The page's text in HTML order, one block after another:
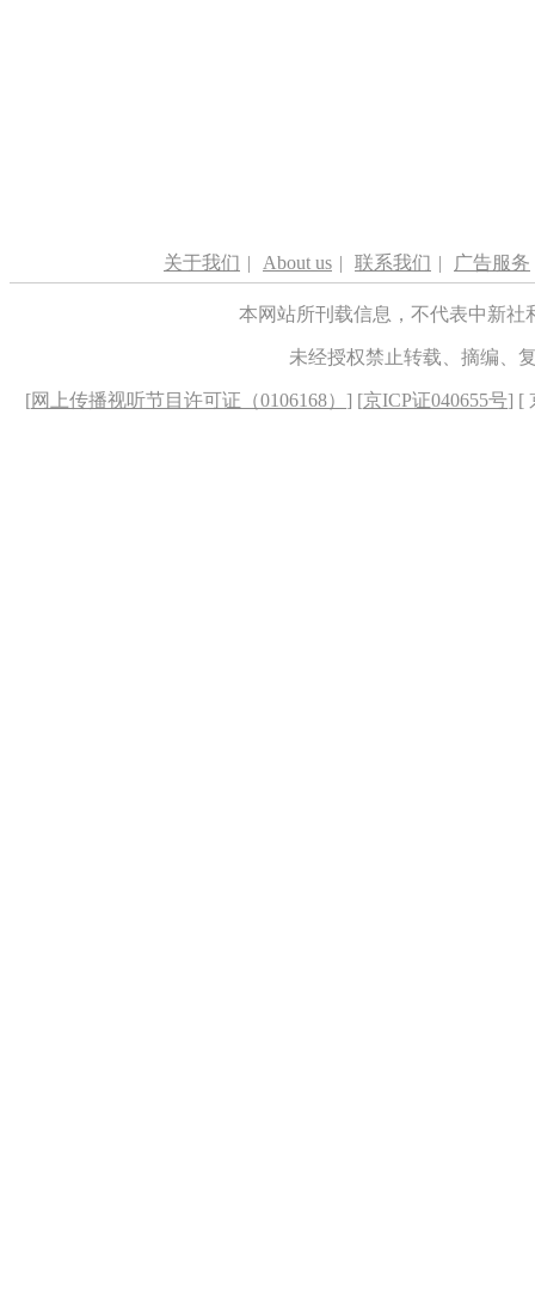
关于我们 | About us | 联系我们 | 广告服务
本网站所刊载信息，不代表中新
未经授权禁止转载、摘编、
[网上传播视听节目许可证（0106168） ] [京ICP证040655号] [